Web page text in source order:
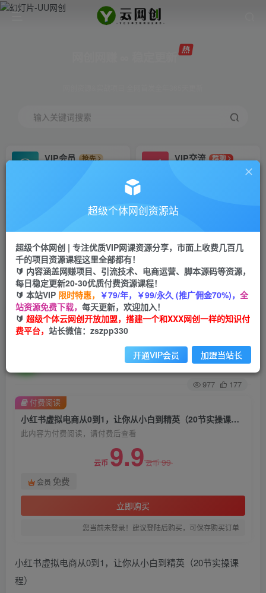
输入关键词搜索
VIP会员
抢先
VIP交流
群聊
研究探讨更多创业项目路子。
会员专属推广链接
招募站长
挂机
项目
脚本卡密
APP下载
GO
首页 创业课程 会员免费 正文
小红书虚拟电商从0到1，让你从小白到精英（20
节实操课程）
关注 私信
977 177
小红书虚拟电商从0到1，让你从小白到精英（20节实操课程）
此内容为付费阅读，请付费后查看
云币 9.9云币99
会员 免费
立即购买
您当前未登录！建议登陆后购买，可保存购买订单
付费阅读
小红书虚拟电商从0到1，让你从小白到精英（20节实操课
程）
超级个体网创资源站
超级个体网创 | 专注优质VIP网课资源分享，市面上收费几百几
千的项目资源课程这里全部都有！
🔰 内容涵盖网赚项目、引流技术、电商运营、脚本源码等资源，
每日稳定更新20-30优质付费资源课程！
🔰 本站VIP 限时特惠， ￥79/年，￥99/永久 (推广佣金70%)， 全
站资源免费下载， 每天更新，欢迎加入！
🔰 超级个体云网创开放加盟，搭建一个和XXX网创一样的知识付
费平台， 站长微信：zszpp330
开通VIP会员 加盟当站长